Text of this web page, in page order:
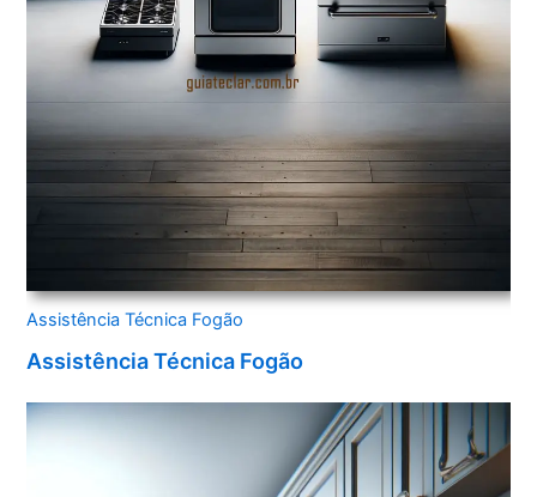
Assistência Técnica Fogão
Assistência Técnica Fogão